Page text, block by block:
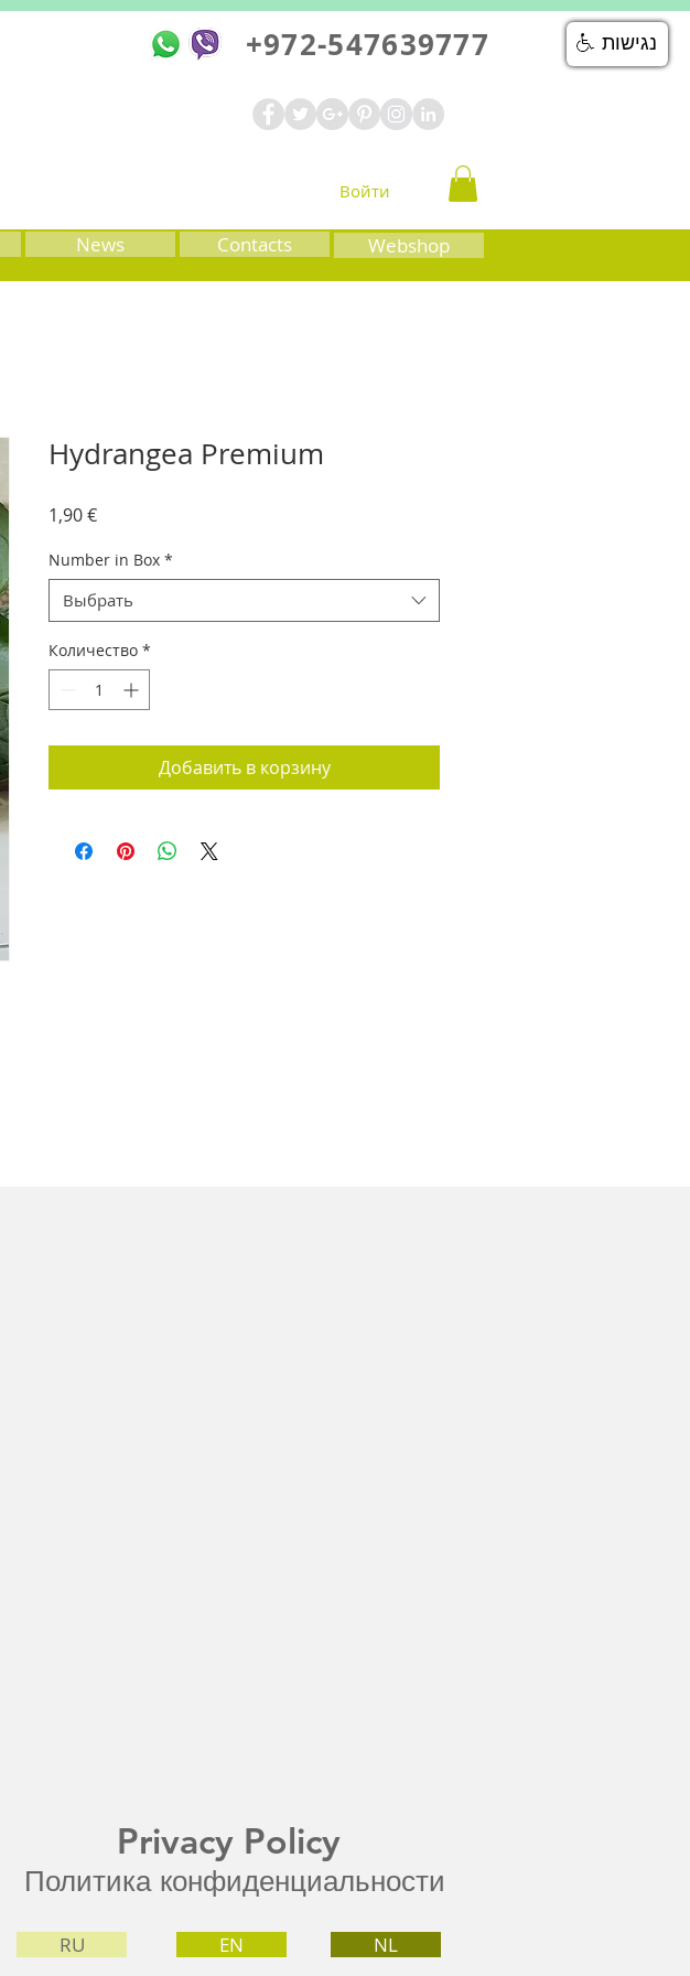
+972-547639777
Войти
News Contacts Webshop
Hydrangea Premium
1,90 €Цена
Number in Box *
Выбрать
Количество *
Добавить в корзину
Privacy Policy
Политика конфиденциальности
RU EN NL
נגישות